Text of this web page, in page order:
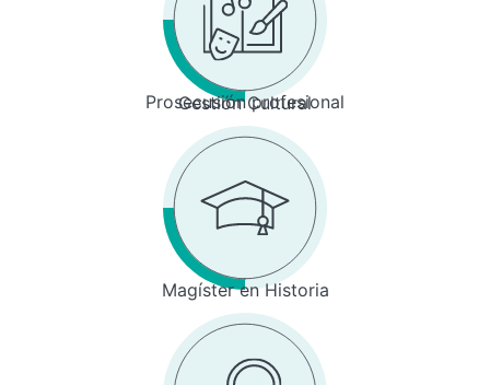
Prosecusión profesional
Gestión Cultural
Magíster en Historia